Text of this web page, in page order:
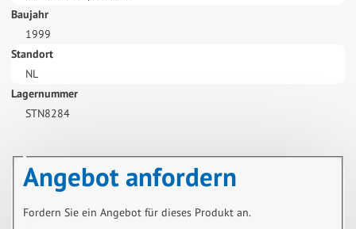
Baujahr
1999
Standort
NL
Lagernummer
STN8284
Angebot anfordern
Fordern Sie ein Angebot für dieses Produkt an.